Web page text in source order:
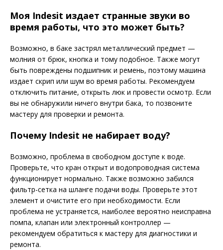
Моя Indesit издает странные звуки во
время работы, что это может быть?
Возможно, в баке застрял металлический предмет —
молния от брюк, кнопка и тому подобное. Также могут
быть повреждены подшипник и ремень, поэтому машина
издает скрип или шум во время работы. Рекомендуем
отключить питание, открыть люк и провести осмотр. Если
вы не обнаружили ничего внутри бака, то позвоните
мастеру для проверки и ремонта.
Почему Indesit не набирает воду?
Возможно, проблема в свободном доступе к воде.
Проверьте, что кран открыт и водопроводная система
функционирует нормально. Также возможно забился
фильтр-сетка на шланге подачи воды. Проверьте этот
элемент и очистите его при необходимости. Если
проблема не устраняется, наиболее вероятно неисправна
помпа, клапан или электронный контроллер —
рекомендуем обратиться к мастеру для диагностики и
ремонта.